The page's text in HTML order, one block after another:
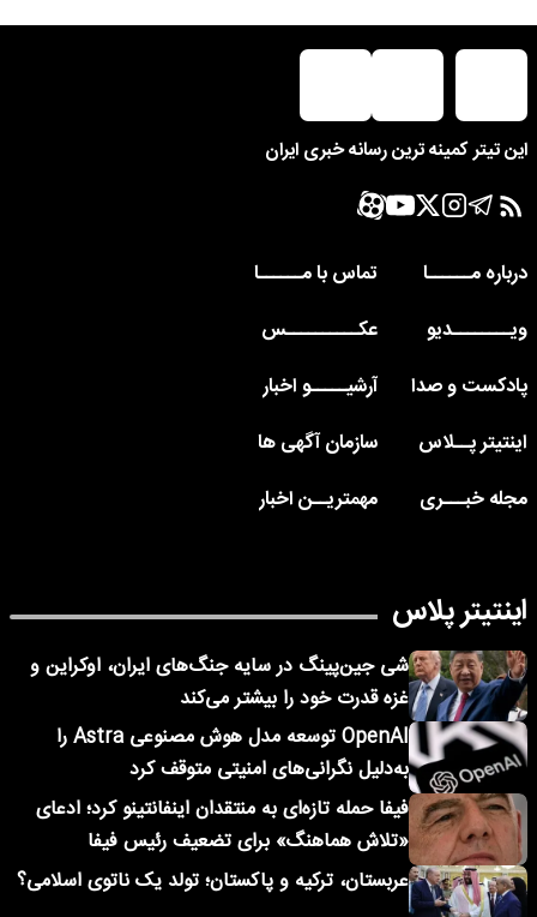
این تیتر کمینه ترین رسانه خبری ایران
درباره مــــــا
تماس با مــــــا
ویــــــــدیو
عکــــــــــس
پادکست و صدا
آرشیـــــو اخبار
اینتیتر پــلاس
سازمان آگهی ها
مجله خبـــری
مهمتریــن اخبار
اینتیتر پلاس
شی جین‌پینگ در سایه جنگ‌های ایران، اوکراین و
غزه قدرت خود را بیشتر می‌کند
OpenAI توسعه مدل هوش مصنوعی Astra را
به‌دلیل نگرانی‌های امنیتی متوقف کرد
فیفا حمله تازه‌ای به منتقدان اینفانتینو کرد؛ ادعای
«تلاش هماهنگ» برای تضعیف رئیس فیفا
عربستان، ترکیه و پاکستان؛ تولد یک ناتوی اسلامی؟